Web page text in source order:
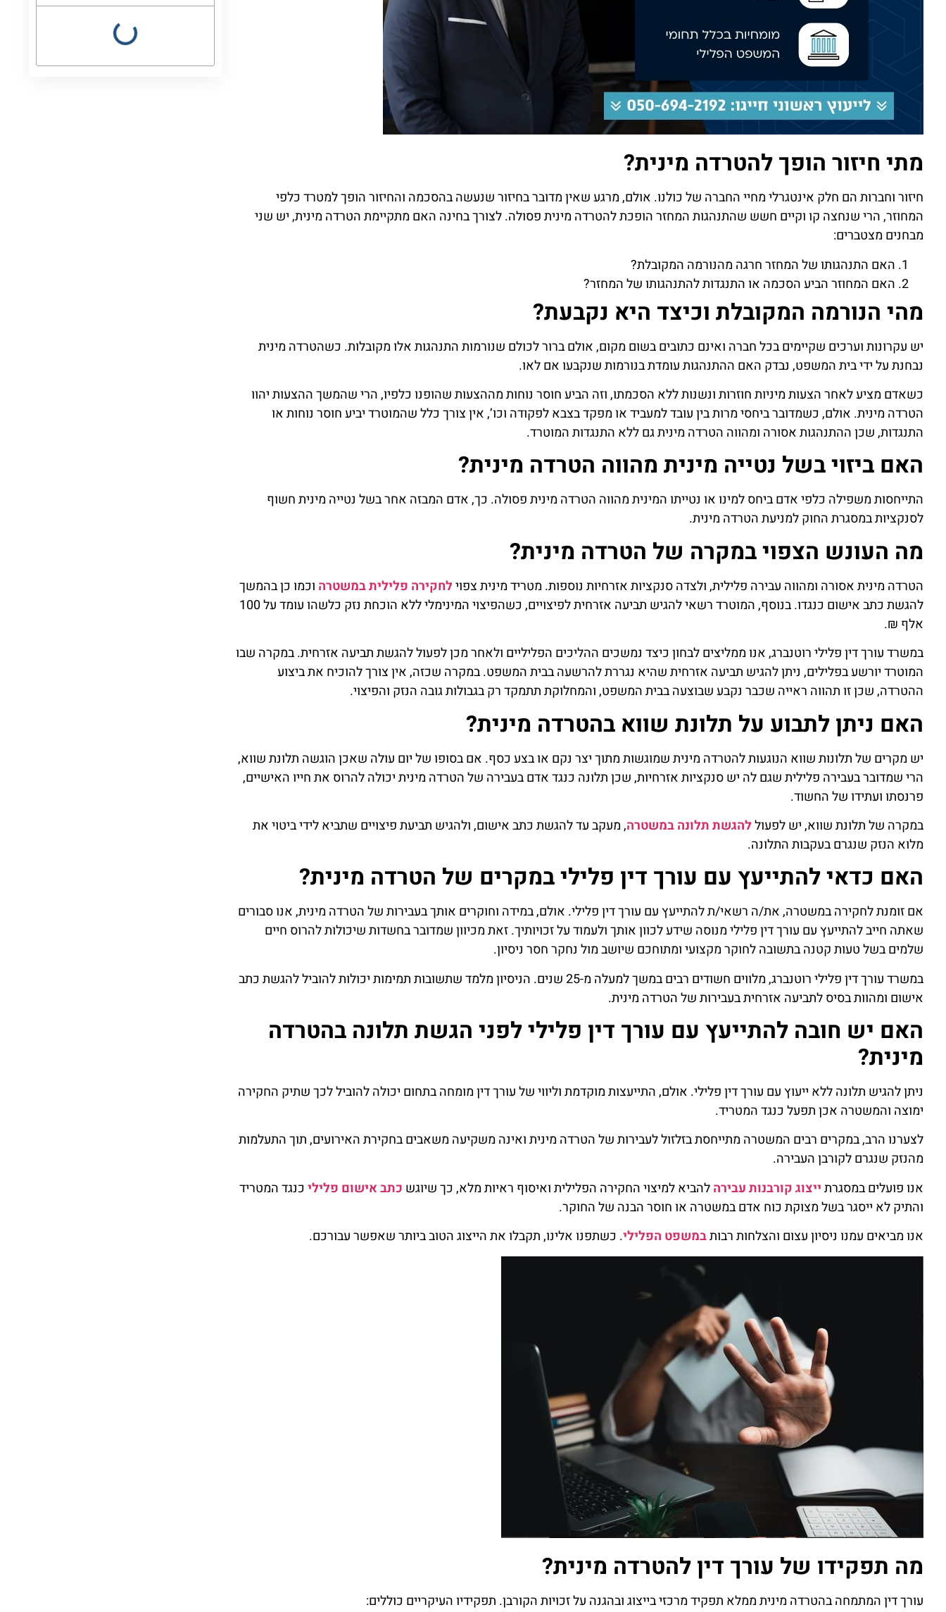
מתי חיזור הופך להטרדה מינית?
חיזור וחברות הם חלק אינטגרלי מחיי החברה של כולנו. אולם, מרגע שאין מדובר בחיזור שנעשה בהסכמה והחיזור הופך למטרד כלפי
המחוזר, הרי שנחצה קו וקיים חשש שהתנהגות המחזר הופכת להטרדה מינית פסולה. לצורך בחינה האם מתקיימת הטרדה מינית, יש שני
מבחנים מצטברים:
האם התנהגותו של המחזר חרגה מהנורמה המקובלת?
האם המחוזר הביע הסכמה או התנגדות להתנהגותו של המחזר?
מהי הנורמה המקובלת וכיצד היא נקבעת?
יש עקרונות וערכים שקיימים בכל חברה ואינם כתובים בשום מקום, אולם ברור לכולם שנורמות התנהגות אלו מקובלות. כשהטרדה מינית
נבחנת על ידי בית המשפט, נבדק האם ההתנהגות עומדת בנורמות שנקבעו אם לאו.
כשאדם מציע לאחר הצעות מיניות חוזרות ונשנות ללא הסכמתו, וזה הביע חוסר נוחות מההצעות שהופנו כלפיו, הרי שהמשך ההצעות יהוו
הטרדה מינית. אולם, כשמדובר ביחסי מרות בין עובד למעביד או מפקד בצבא לפקודה וכו’, אין צורך כלל שהמוטרד יביע חוסר נוחות או
התנגדות, שכן ההתנהגות אסורה ומהווה הטרדה מינית גם ללא התנגדות המוטרד.
האם ביזוי בשל נטייה מינית מהווה הטרדה מינית?
התייחסות משפילה כלפי אדם ביחס למינו או נטייתו המינית מהווה הטרדה מינית פסולה. כך, אדם המבזה אחר בשל נטייה מינית חשוף
לסנקציות במסגרת החוק למניעת הטרדה מינית.
מה העונש הצפוי במקרה של הטרדה מינית?
הטרדה מינית אסורה ומהווה עבירה פלילית, ולצדה סנקציות אזרחיות נוספות. מטריד מינית צפוילחקירה פלילית במשטרה וכמו כן בהמשך
להגשת כתב אישום כנגדו. בנוסף, המוטרד רשאי להגיש תביעה אזרחית לפיצויים, כשהפיצוי המינימלי ללא הוכחת נזק כלשהו עומד על 100
אלף ₪.
במשרד עורך דין פלילי רוטנברג, אנו ממליצים לבחון כיצד נמשכים ההליכים הפליליים ולאחר מכן לפעול להגשת תביעה אזרחית. במקרה שבו
המוטרד יורשע בפלילים, ניתן להגיש תביעה אזרחית שהיא נגררת להרשעה בבית המשפט. במקרה שכזה, אין צורך להוכיח את ביצוע
ההטרדה, שכן זו תהווה ראייה שכבר נקבע שבוצעה בבית המשפט, והמחלוקת תתמקד רק בגבולות גובה הנזק והפיצוי.
האם ניתן לתבוע על תלונת שווא בהטרדה מינית?
יש מקרים של תלונות שווא הנוגעות להטרדה מינית שמוגשות מתוך יצר נקם או בצע כסף. אם בסופו של יום עולה שאכן הוגשה תלונת שווא,
הרי שמדובר בעבירה פלילית שגם לה יש סנקציות אזרחיות, שכן תלונה כנגד אדם בעבירה של הטרדה מינית יכולה להרוס את חייו האישיים,
פרנסתו ועתידו של החשוד.
במקרה של תלונת שווא, יש לפעוללהגשת תלונה במשטרה, מעקב עד להגשת כתב אישום, ולהגיש תביעת פיצויים שתביא לידי ביטוי את
מלוא הנזק שנגרם בעקבות התלונה.
האם כדאי להתייעץ עם עורך דין פלילי במקרים של הטרדה מינית?
אם זומנת לחקירה במשטרה, את/ה רשאי/ת להתייעץ עם עורך דין פלילי. אולם, במידה וחוקרים אותך בעבירות של הטרדה מינית, אנו סבורים
שאתה חייב להתייעץ עם עורך דין פלילי מנוסה שידע לכוון אותך ולעמוד על זכויותיך. זאת מכיוון שמדובר בחשדות שיכולות להרוס חיים
שלמים בשל טעות קטנה בתשובה לחוקר מקצועי ומתוחכם שיושב מול נחקר חסר ניסיון.
במשרד עורך דין פלילי רוטנברג, מלווים חשודים רבים במשך למעלה מ-25 שנים. הניסיון מלמד שתשובות תמימות יכולות להוביל להגשת כתב
אישום ומהוות בסיס לתביעה אזרחית בעבירות של הטרדה מינית.
האם יש חובה להתייעץ עם עורך דין פלילי לפני הגשת תלונה בהטרדה
מינית?
ניתן להגיש תלונה ללא ייעוץ עם עורך דין פלילי. אולם, התייעצות מוקדמת וליווי של עורך דין מומחה בתחום יכולה להוביל לכך שתיק החקירה
ימוצה והמשטרה אכן תפעל כנגד המטריד.
לצערנו הרב, במקרים רבים המשטרה מתייחסת בזלזול לעבירות של הטרדה מינית ואינה משקיעה משאבים בחקירת האירועים, תוך התעלמות
מהנזק שנגרם לקורבן העבירה.
אנו פועלים במסגרתייצוג קורבנות עבירהלהביא למיצוי החקירה הפלילית ואיסוף ראיות מלא, כך שיוגש כתב אישום פליליכנגד המטריד
והתיק לא ייסגר בשל מצוקת כוח אדם במשטרה או חוסר הבנה של החוקר.
אנו מביאים עמנו ניסיון עצום והצלחות רבותבמשפט הפלילי. כשתפנו אלינו, תקבלו את הייצוג הטוב ביותר שאפשר עבורכם.
מה תפקידו של עורך דין להטרדה מינית?
עורך דין המתמחה בהטרדה מינית ממלא תפקיד מרכזי בייצוג ובהגנה על זכויות הקורבן. תפקידיו העיקריים כוללים: